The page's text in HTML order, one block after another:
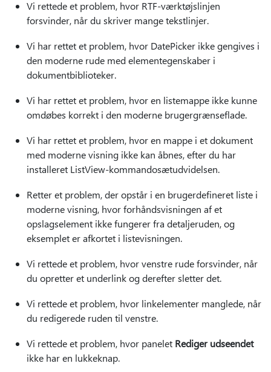
Vi rettede et problem, hvor RTF-værktøjslinjen
forsvinder, når du skriver mange tekstlinjer.
Vi har rettet et problem, hvor DatePicker ikke gengives i
den moderne rude med elementegenskaber i
dokumentbiblioteker.
Vi har rettet et problem, hvor en listemappe ikke kunne
omdøbes korrekt i den moderne brugergrænseflade.
Vi har rettet et problem, hvor en mappe i et dokument
med moderne visning ikke kan åbnes, efter du har
installeret ListView-kommandosætudvidelsen.
Retter et problem, der opstår i en brugerdefineret liste i
moderne visning, hvor forhåndsvisningen af et
opslagselement ikke fungerer fra detaljeruden, og
eksemplet er afkortet i listevisningen.
Vi rettede et problem, hvor venstre rude forsvinder, når
du opretter et underlink og derefter sletter det.
Vi rettede et problem, hvor linkelementer manglede, når
du redigerede ruden til venstre.
Vi rettede et problem, hvor panelet Rediger udseendet
ikke har en lukkeknap.